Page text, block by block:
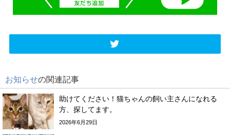
お知らせの関連記事
助けてください！猫ちゃんの飼い主さんになれる
方、探してます。
2026年6月29日